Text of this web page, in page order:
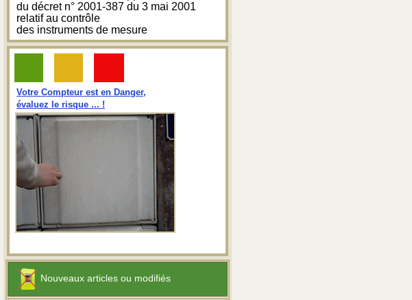
du décret n° 2001-387 du 3 mai 2001
relatif au contrôle
des instruments de mesure
Votre Compteur est en Danger,
évaluez le risque ... !
Nouveaux articles ou modifiés